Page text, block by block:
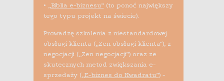
• „Biblia e-biznesu”(to ponoć największy
tego typu projekt na świecie).
Prowadzę szkolenia z niestandardowej
obsługi klienta („Zen obsługi klienta”), z
negocjacji („Zen negocjacji”) oraz ze
skutecznych metod zwiększania e-
sprzedaży („E-biznes do Kwadratu”) -